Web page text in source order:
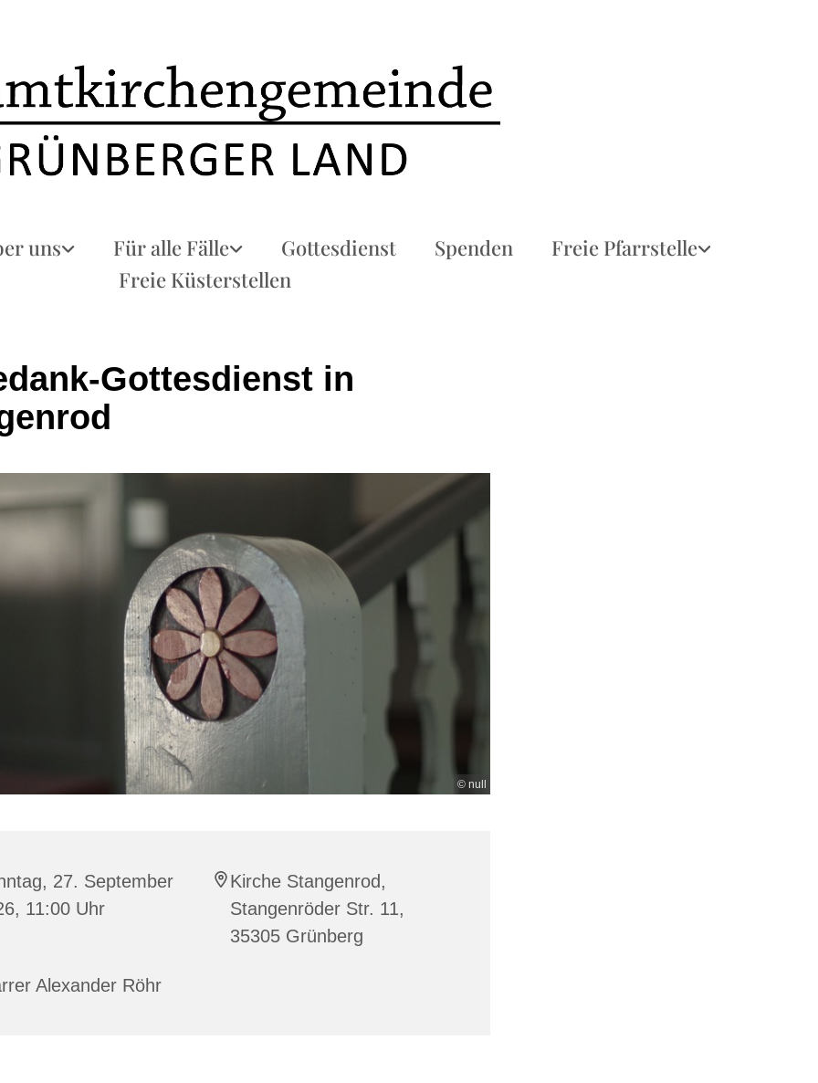
uns Für alle Fälle Gottesdienst Spenden
Freie Pfarrstelle
Freie Küsterstellen
Gottesdienst in
© null
27. September
11:00 Uhr
Kirche Stangenrod,
Stangenröder Str. 11,
35305 Grünberg
Alexander Röhr